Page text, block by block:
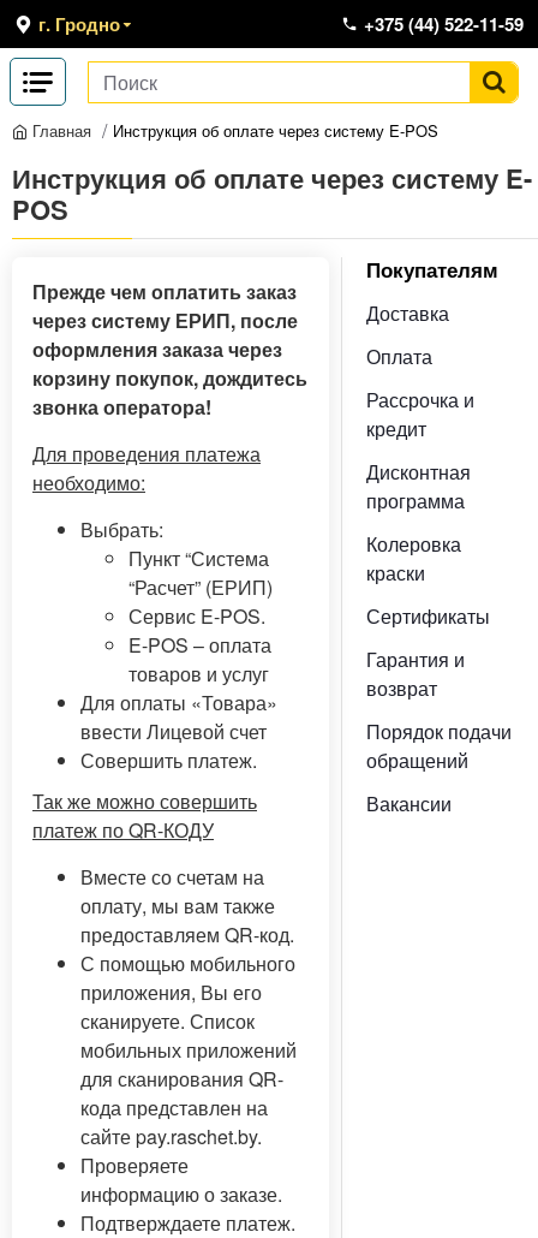
г. Гродно +375 (44) 522-11-59
Главная Инструкция об оплате через систему E-POS
Инструкция об оплате через систему E-
POS
Прежде чем оплатить заказ
через систему ЕРИП, после
оформления заказа через
корзину покупок, дождитесь
звонка оператора!
Для проведения платежа
необходимо:
Выбрать:
Пункт “Система
“Расчет” (ЕРИП)
Сервис E-POS.
E-POS – оплата
товаров и услуг
Для оплаты «Товара»
ввести Лицевой счет
Совершить платеж.
Так же можно совершить
платеж по QR-КОДУ
Вместе со счетам на
оплату, мы вам также
предоставляем QR-код.
С помощью мобильного
приложения, Вы его
сканируете. Список
мобильных приложений
для сканирования QR-
кода представлен на
сайте pay.raschet.by.
Проверяете
информацию о заказе.
Подтверждаете платеж.
Покупателям
Доставка
Оплата
Рассрочка и
кредит
Дисконтная
программа
Колеровка
краски
Сертификаты
Гарантия и
возврат
Порядок подачи
обращений
Вакансии